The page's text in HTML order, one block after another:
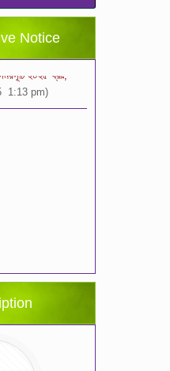
Notice
বিস্তারিত
২০২৫ খ্রীঃ,
1:13 pm)